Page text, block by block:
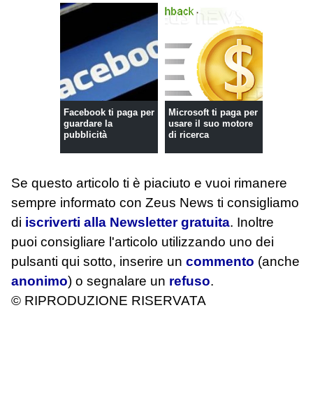
Facebook ti paga per
guardare la
pubblicità
Microsoft ti paga per
usare il suo motore
di ricerca
Se questo articolo ti è piaciuto e vuoi rimanere
sempre informato con Zeus News ti consigliamo
di iscriverti alla Newsletter gratuita. Inoltre
puoi consigliare l'articolo utilizzando uno dei
pulsanti qui sotto, inserire un commento (anche
anonimo) o segnalare un refuso.
© RIPRODUZIONE RISERVATA